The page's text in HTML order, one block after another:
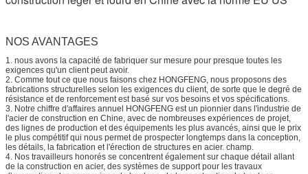
NOS AVANTAGES
1. nous avons la capacité de fabriquer sur mesure pour presque toutes les
exigences qu'un client peut avoir.
2. Comme tout ce que nous faisons chez HONGFENG, nous proposons des
fabrications structurelles selon les exigences du client, de sorte que le degré de
résistance et de renforcement est basé sur vos besoins et vos spécifications.
3. Notre chiffre d'affaires annuel HONGFENG est un pionnier dans l'industrie de
l'acier de construction en Chine, avec de nombreuses expériences de projet,
des lignes de production et des équipements les plus avancés, ainsi que le prix
le plus compétitif qui nous permet de prospecter longtemps dans la conception,
les détails, la fabrication et l'érection de structures en acier. champ.
4. Nos travailleurs honorés se concentrent également sur chaque détail allant
de la construction en acier, des systèmes de support pour les travaux